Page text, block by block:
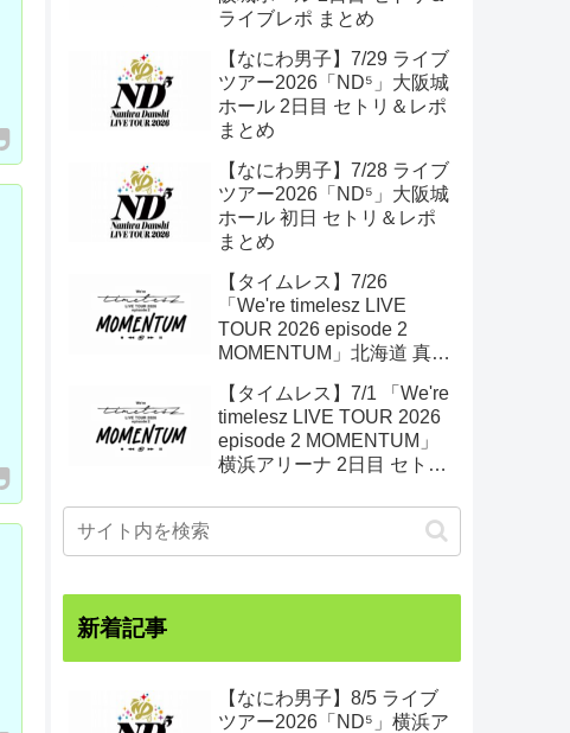
ライブレポ まとめ
【なにわ男子】7/29 ライブ
ツアー2026「ND⁵」大阪城
ホール 2日目 セトリ＆レポ
まとめ
【なにわ男子】7/28 ライブ
ツアー2026「ND⁵」大阪城
ホール 初日 セトリ＆レポ
まとめ
【タイムレス】7/26
「We're timelesz LIVE
TOUR 2026 episode 2
MOMENTUM」北海道 真駒
ポ
【タイムレス】7/1 「We're
timelesz LIVE TOUR 2026
episode 2 MOMENTUM」
横浜アリーナ 2日目 セトリ
新着記事
【なにわ男子】8/5 ライブ
ツアー2026「ND⁵」横浜ア